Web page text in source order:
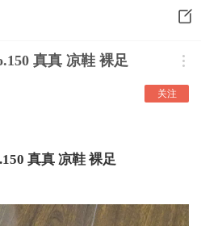
真真 凉鞋 裸足
关注
真真 凉鞋 裸足